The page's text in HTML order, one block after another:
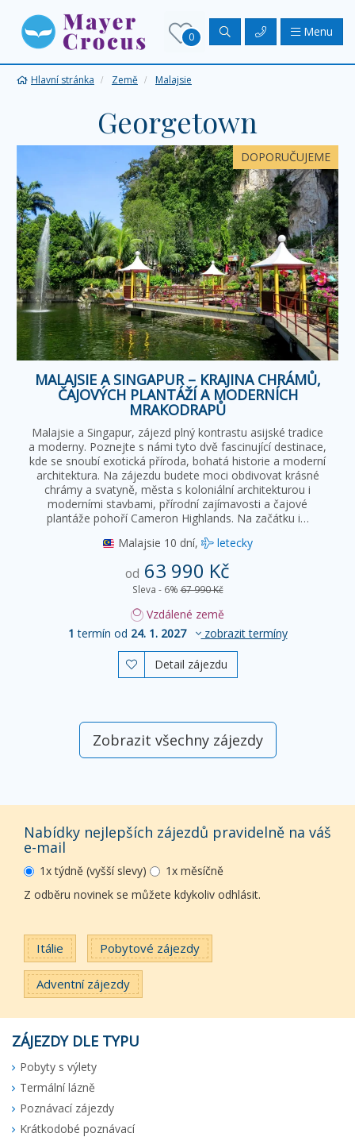
0 Menu
Hlavní stránka Země Malajsie
Georgetown
DOPORUČUJEME
MALAJSIE A SINGAPUR – KRAJINA CHRÁMŮ,
ČAJOVÝCH PLANTÁŽÍ A MODERNÍCH
MRAKODRAPŮ
Malajsie a Singapur, zájezd plný kontrastu asijské tradice
a moderny. Poznejte s námi tyto dvě fascinující destinace,
kde se snoubí exotická příroda, bohatá historie a moderní
architektura. Na zájezdu budete moci obdivovat krásné
chrámy a svatyně, města s koloniální architekturou i
moderními stavbami, přírodní zajímavosti a čajové
plantáže pohoří Cameron Highlands. Na začátku i…
Malajsie 10 dní, letecky
od 63 990 Kč
Sleva - 6% 67 990 Kč
Vzdálené země
1 termín od 24. 1. 2027 zobrazit termíny
 Detail zájezdu
Zobrazit všechny zájezdy
Nabídky nejlepších zájezdů pravidelně na váš
e-mail
1x týdně (vyšší slevy)
1x měsíčně
Z odběru novinek se můžete kdykoliv odhlásit.
Itálie Pobytové zájezdy
Adventní zájezdy
ZÁJEZDY DLE TYPU
Pobyty s výlety
Termální lázně
Poznávací zájezdy
Krátkodobé poznávací